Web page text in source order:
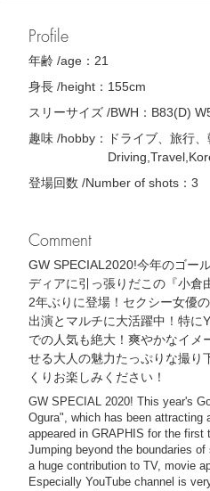
Profile
年齢 /age： 21
身長 /height： 155cm
スリーサイズ /BWH： B83(D)
趣味 /hobby：
ドライブ、旅行
登場回数 /Number of shots： 3
Comment
GW SPECIAL2020!今年のゴー
ディアに引っ張りだこの『小倉
2年ぶりに登場！セクシー女優
出演とマルチに大活躍中！特に
での人気も絶大！爽やかなイメ
せる大人の魅力たっぷりな撮り
くりお楽しみください！
GW SPECIAL 2020! This year's
Ogura", which has been attracting
appeared in GRAPHIS for the first
Jumping beyond the boundaries
a huge contribution to TV, movie
Especially YouTube channel is